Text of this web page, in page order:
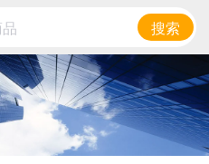
搜索
技术有限公司